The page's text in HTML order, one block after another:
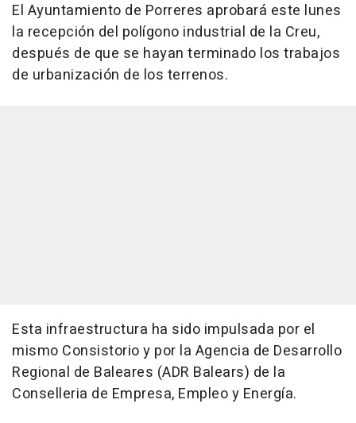
El Ayuntamiento de Porreres aprobará este lunes
la recepción del polígono industrial de la Creu,
después de que se hayan terminado los trabajos
de urbanización de los terrenos.
Esta infraestructura ha sido impulsada por el
mismo Consistorio y por la Agencia de Desarrollo
Regional de Baleares (ADR Balears) de la
Conselleria de Empresa, Empleo y Energía.